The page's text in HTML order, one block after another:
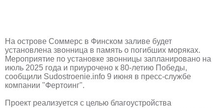
На острове Соммерс в Финском заливе будет
установлена звонница в память о погибших моряках.
Мероприятие по установке звонницы запланировано на
июль 2025 года и приурочено к 80-летию Победы,
сообщили Sudostroenie.info 9 июня в пресс-службе
компании "Фертоинг".
Проект реализуется с целью благоустройства